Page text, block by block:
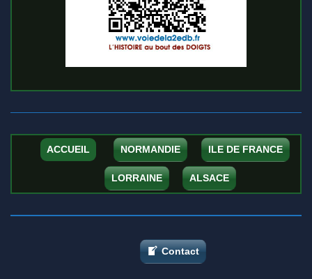
ACCUEIL NORMANDIE ILE DE FRANCE
LORRAINE ALSACE
Contact